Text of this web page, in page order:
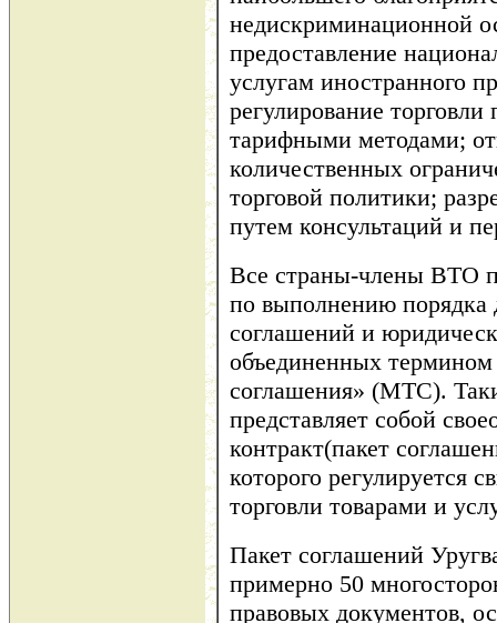
недискриминационной
предоставление
услугам иностранного
регулирование
тарифными методами;
количественных
торговой политики;
путем консультаций и
Все страны-члены ВТО
по выполнению порядка
соглашений и
объединенных
соглашения» (МТС).
представляет собой
контракт(пакет
которого регулируется
торговли товарами и
Пакет соглашений
примерно 50
правовых документов,